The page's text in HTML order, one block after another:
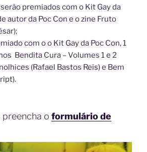
serão premiados com o Kit Gay da
autor da Poc Con e o zine Fruto
com o o Kit Gay da Poc Con, 1
Bendita Cura – Volumes 1 e 2
(Rafael Bastos Reis) e Bem
o formulário de